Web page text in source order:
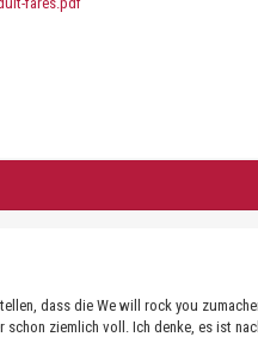
dass die We will rock you
schon ziemlich voll. Ich denke, es ist